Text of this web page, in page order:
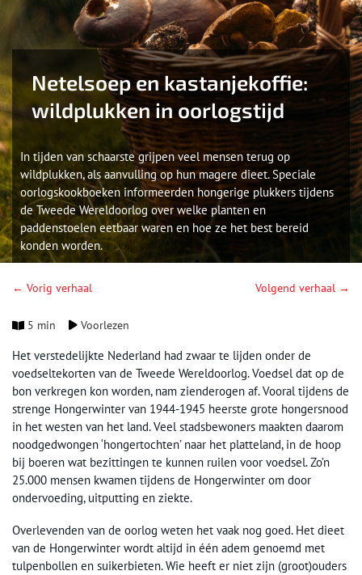
Netelsoep en kastanjekoffie:
wildplukken in oorlogstijd
In tijden van schaarste grijpen veel mensen terug op
wildplukken, als aanvulling op hun magere dieet. Speciale
oorlogskookboeken informeerden hongerige plukkers tijdens
de Tweede Wereldoorlog over welke planten en
paddenstoelen eetbaar waren en hoe ze het best bereid
konden worden.
← Vorig verhaal Volgend verhaal →
5 min Voorlezen
Het verstedelijkte Nederland had zwaar te lijden onder de
voedseltekorten van de Tweede Wereldoorlog. Voedsel dat op de
bon verkregen kon worden, nam zienderogen af. Vooral tijdens de
strenge Hongerwinter van 1944-1945 heerste grote hongersnood
in het westen van het land. Veel stadsbewoners maakten daarom
noodgedwongen ‘hongertochten’ naar het platteland, in de hoop
bij boeren wat bezittingen te kunnen ruilen voor voedsel. Zo’n
25.000 mensen kwamen tijdens de Hongerwinter om door
ondervoeding, uitputting en ziekte.
Overlevenden van de oorlog weten het vaak nog goed. Het dieet
van de Hongerwinter wordt altijd in één adem genoemd met
tulpenbollen en suikerbieten. Wie heeft er niet zijn (groot)ouders